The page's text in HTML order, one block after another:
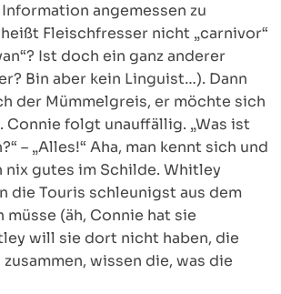
angemessen zu
Fleischfresser nicht „carnivor“
Ist doch ein ganz anderer
Bin aber kein Linguist…). Dann
der Mümmelgreis, er möchte sich
Connie folgt unauffällig. „Was ist
– „Alles!“ Aha, man kennt sich und
gutes im Schilde. Whitley
die Touris schleunigst aus dem
müsse (äh, Connie hat sie
will sie dort nicht haben, die
wissen die, was die